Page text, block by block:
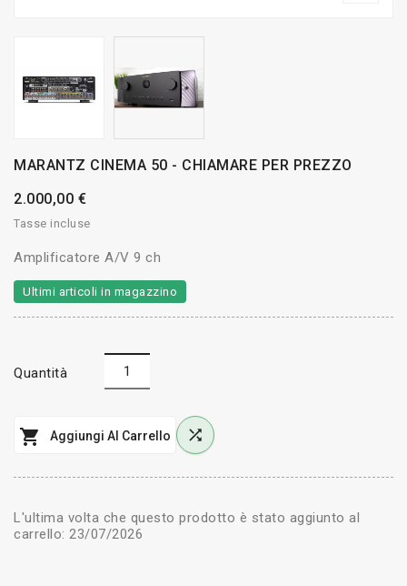
MARANTZ CINEMA 50 - CHIAMARE PER PREZZO
2.000,00 €
Tasse incluse
Amplificatore A/V 9 ch
Ultimi articoli in magazzino
Quantità
 Aggiungi Al Carrello 
L'ultima volta che questo prodotto è stato aggiunto al
carrello: 23/07/2026